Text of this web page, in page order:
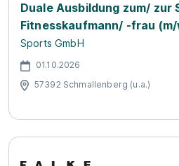
Duale Ausbildung zum/ zur
Fitnesskaufmann/ -frau
Sports GmbH
01.10.2026
57392 Schmallenberg (u.a.)